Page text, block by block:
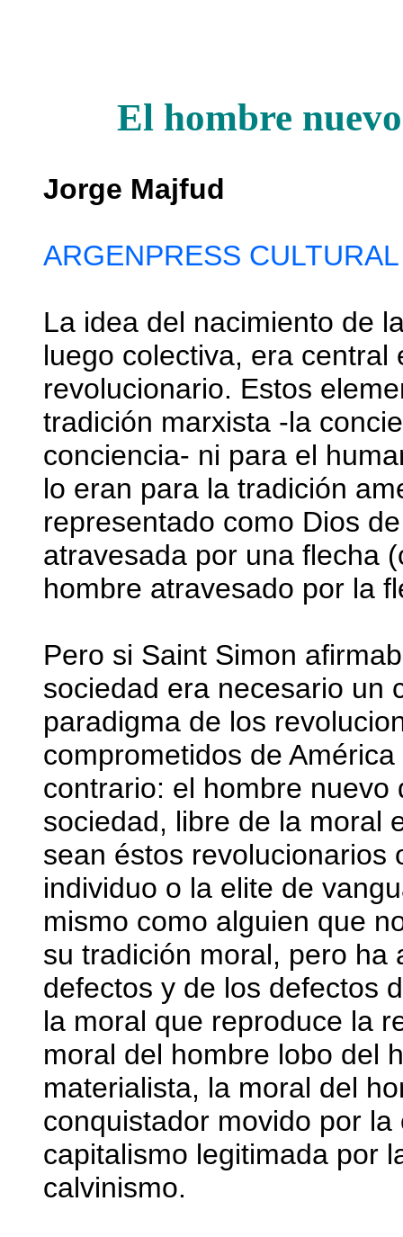
El hombre
Jorge Majfud
ARGENPRESS CULTURAL
La idea del nacimiento de
luego colectiva, era central
revolucionario. Estos
tradición marxista -la
conciencia- ni para el
lo eran para la tradición
representado como Dios
atravesada por una flecha
hombre atravesado por la
Pero si Saint Simon
sociedad era necesario un
paradigma de los
comprometidos de
contrario: el hombre
sociedad, libre de la moral
sean éstos revolucionarios
individuo o la elite de
mismo como alguien que
su tradición moral, pero ha
defectos y de los defectos
la moral que reproduce la
moral del hombre lobo del
materialista, la moral del
conquistador movido por
capitalismo legitimada por
calvinismo.